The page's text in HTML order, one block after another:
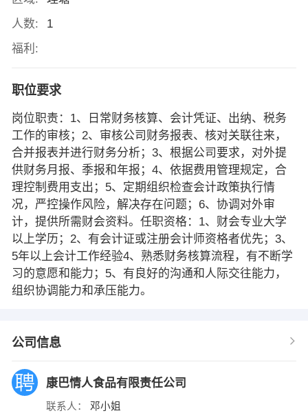
人数:
1
福利:
职位要求
岗位职责：1、日常财务核算、会计凭证、出纳、税务
工作的审核；2、审核公司财务报表、核对关联往来，
合并报表并进行财务分析；3、根据公司要求，对外提
供财务月报、季报和年报；4、依据费用管理规定，合
理控制费用支出；5、定期组织检查会计政策执行情
况，严控操作风险，解决存在问题；6、协调对外审
计，提供所需财会资料。任职资格：1、财会专业大学
以上学历；2、有会计证或注册会计师资格者优先；3、
5年以上会计工作经验4、熟悉财务核算流程，有不断学
习的意愿和能力；5、有良好的沟通和人际交往能力，
组织协调能力和承压能力。
公司信息
康巴情人食品有限责任公司
联系人： 邓小姐